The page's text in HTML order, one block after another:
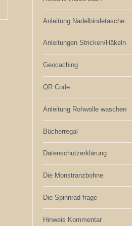
Anleitung Nadelbindetasche
Anleitungen Stricken/Häkeln
Geocaching
QR Code
Anleitung Rohwolle waschen
Bücherregal
Datenschutzerklärung
Die Monstranzbohne
Die Spinnrad frage
Hinweis Kommentar